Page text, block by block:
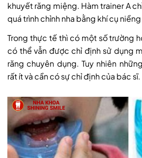
khuyết răng miệng. Hàm trainer A
quá trình chỉnh nha bằng khí cụ
Trong thực tế thì có một số trường
có thể vẫn được chỉ định sử dụng
răng chuyên dụng. Tuy nhiên
rất ít và cần có sự chỉ định của bác sĩ.